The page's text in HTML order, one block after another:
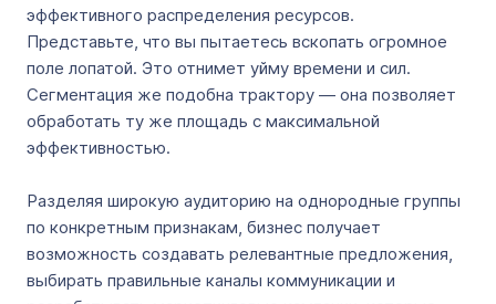
эффективного распределения ресурсов.
Представьте, что вы пытаетесь вскопать огромное
поле лопатой. Это отнимет уйму времени и сил.
Сегментация же подобна трактору — она позволяет
обработать ту же площадь с максимальной
эффективностью.
Разделяя широкую аудиторию на однородные группы
по конкретным признакам, бизнес получает
возможность создавать релевантные предложения,
выбирать правильные каналы коммуникации и